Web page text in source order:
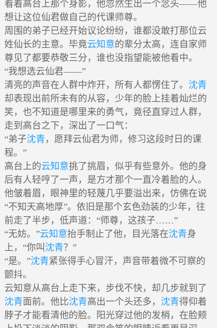
看着高台上那个身影，他忽然生出一个念头——他
想让这位仙君做自己的代课师尊。
周围的弟子已经开始议论纷纷，谁都没敢打那位云
姓仙长的主意。毕竟云知意的辈分太高，连自家师
尊见了都要恭敬三分，谁也没指望能被他看中。
“我想选云仙君——”
清亮的声音在人群中炸开，所有人都愣住了。 沈青
却表现出前所未有的从容，少年的脸上挂着灿烂的
笑，也不知道是哪里来的勇气，竟径直穿过人群，
走到高台之下，深出了一口气：
“弟子沈青，愿拜云仙君为师，修习这段时日的课
程。”
高台上的云知意挑了挑眉，似乎有些意外。他的身
后有人轻哼了一声，是方才那个一直冷着脸的人。
他皱着眉，眼神里的轻蔑几乎要溢出来，仿佛在说
“不知天高地厚”。依旧是那个玄色劲装的少年，往
前走了半步，低声道：“师尊，这孩子……”
“无妨。”云知意抬手制止了他，目光落在沈青身
上，“你叫沈青？”
“是。”沈青紧张得手心冒汗，声音带着微不可察的
颤抖。
云知意从高台上走下来，步伐不快，却几步就到了
沈青面前。他比沈青高出一个头还多， 沈青得仰着
脖子才能看清他的脸。阳光穿过他的发梢，在脸颊